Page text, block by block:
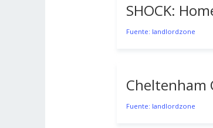
SHOCK:
Fuente: landlordzone
Cheltenham
Fuente: landlordzone